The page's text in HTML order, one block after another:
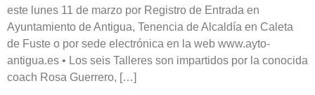
este lunes 11 de marzo por Registro de Entrada en
Ayuntamiento de Antigua, Tenencia de Alcaldía en Caleta
de Fuste o por sede electrónica en la web www.ayto-
antigua.es • Los seis Talleres son impartidos por la conocida
coach Rosa Guerrero, […]